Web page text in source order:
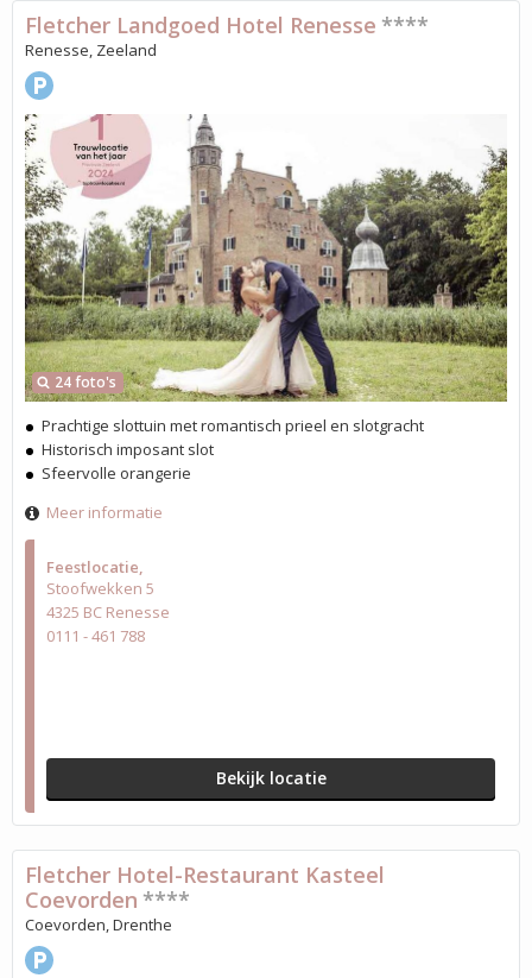
Feestlocatie
Stoofwekken 5
4325 BC Renesse
0111 - 461 788
Bekijk locatie
24 foto's
Fletcher Landgoed Hotel Renesse ****
Renesse, Zeeland
Prachtige slottuin met romantisch prieel en slotgracht
Historisch imposant slot
Sfeervolle orangerie
Meer informatie
Fletcher Hotel-Restaurant Kasteel
Coevorden ****
Coevorden, Drenthe